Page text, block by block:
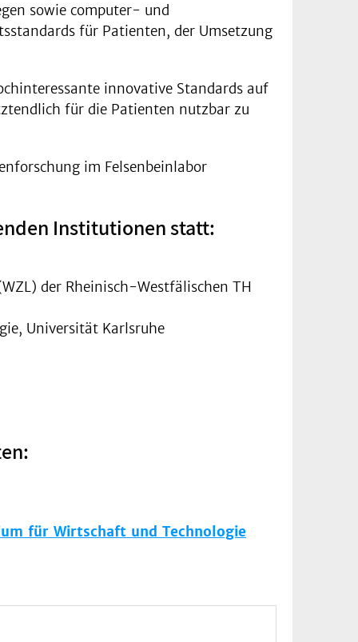
sowie computer- und
für Patienten, der Umsetzung
innovative Standards auf
für die Patienten nutzbar zu
im Felsenbeinlabor
Institutionen statt:
der Rheinisch-Westfälischen TH
Universität Karlsruhe
für Wirtschaft und Technologie